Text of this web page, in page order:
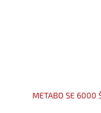
METABO SE